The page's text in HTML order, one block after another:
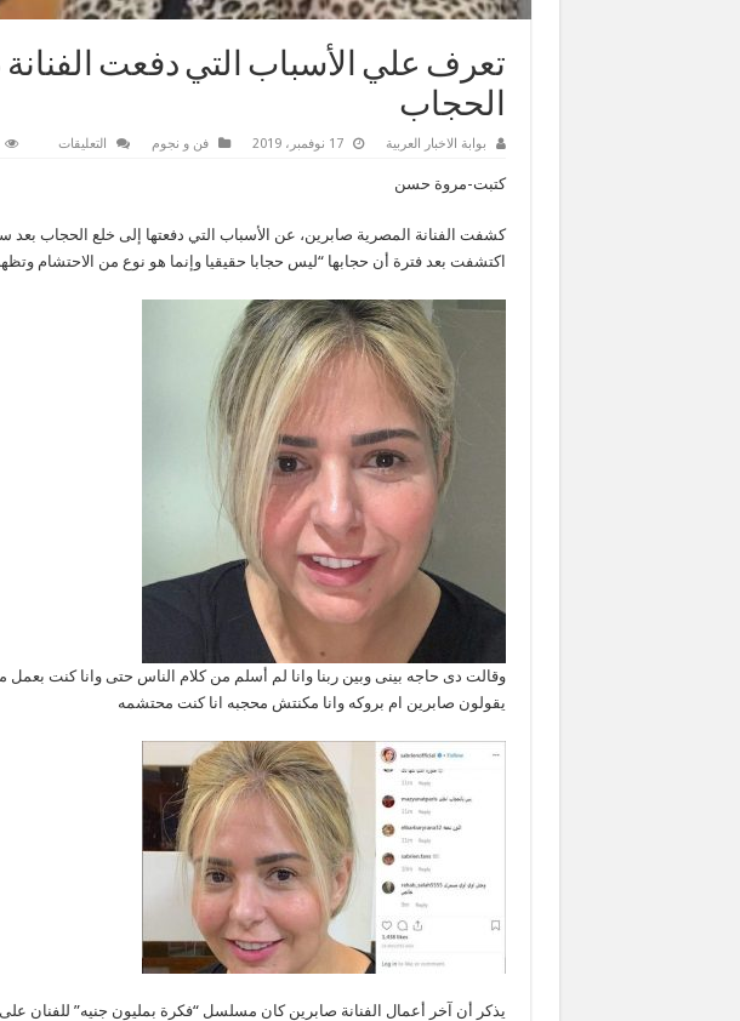
تعرف علي الأسباب التي دفعت
الحجاب
بوابة الاخبار العربية 17 نوفمبر، 2019 فن و نجوم التعليقات
الفنانة
صابرين
لخلع
كتبت-مروة حسن
كشفت الفنانة المصرية صابرين، عن الأسباب التي دفعتها إلى خلع الحجاب بعد
اكتشفت بعد فترة أن حجابها “ليس حجابا حقيقيا وإنما هو نوع من الاحتشام
وقالت دى حاجه بينى وبين ربنا وانا لم أسلم من كلام الناس حتى وانا كنت
يقولون صابرين ام بروكه وانا مكنتش محجبه انا كنت محتشمه
يذكر أن آخر أعمال الفنانة صابرين كان مسلسل “فكرة بمليون جنيه” للفنان على